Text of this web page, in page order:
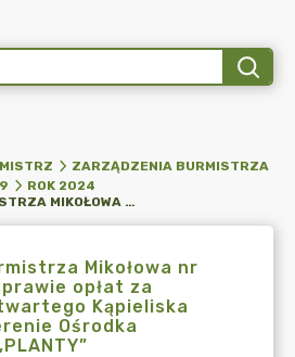
ZARZĄDZENIA BURMISTRZA
ROK 2024
ZARZĄDZENIE BURMISTRZA MIKOŁOWA NR 28/28/2024 W SPRAWIE OPŁAT ZA KORZYSTANIE Z OTWARTEGO KĄPIELISKA MIEJSKIEGO NA TERENIE OŚRODKA REKREACYJNEGO „PLANTY”
Mikołowa nr
opłat za
Kąpieliska
Ośrodka